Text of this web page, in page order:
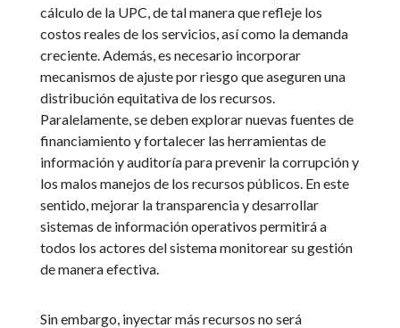
cálculo de la UPC, de tal manera que refleje los
costos reales de los servicios, así como la demanda
creciente. Además, es necesario incorporar
mecanismos de ajuste por riesgo que aseguren una
distribución equitativa de los recursos.
Paralelamente, se deben explorar nuevas fuentes de
financiamiento y fortalecer las herramientas de
información y auditoría para prevenir la corrupción y
los malos manejos de los recursos públicos. En este
sentido, mejorar la transparencia y desarrollar
sistemas de información operativos permitirá a
todos los actores del sistema monitorear su gestión
de manera efectiva.
Sin embargo, inyectar más recursos no será